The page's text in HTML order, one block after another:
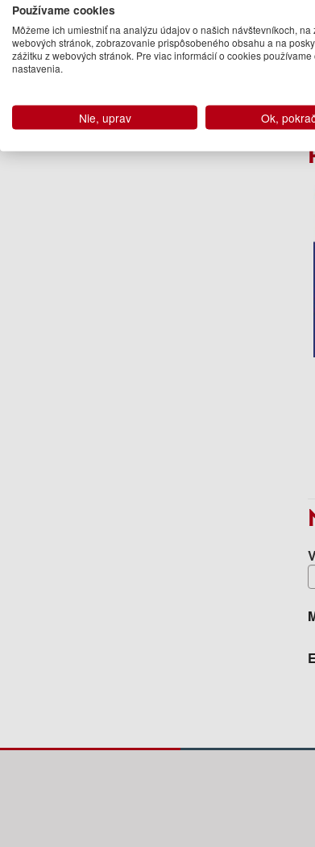
Kalendáre, diáre, pohľadnice
Turistickí sprievodcovia
Používame cookies
Môžeme ich umiestniť na analýzu údajov o našich návštevníkoch, na
webových stránok, zobrazovanie prispôsobeného obsahu a na
zážitku z webových stránok. Pre viac informácií o cookies používame
nastavenia.
Nie, uprav Ok,